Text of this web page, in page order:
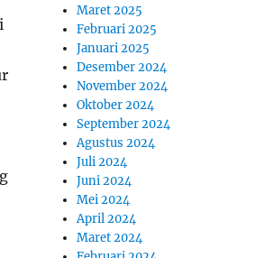
Maret 2025
Februari 2025
Januari 2025
Desember 2024
November 2024
Oktober 2024
September 2024
Agustus 2024
Juli 2024
Juni 2024
Mei 2024
April 2024
Maret 2024